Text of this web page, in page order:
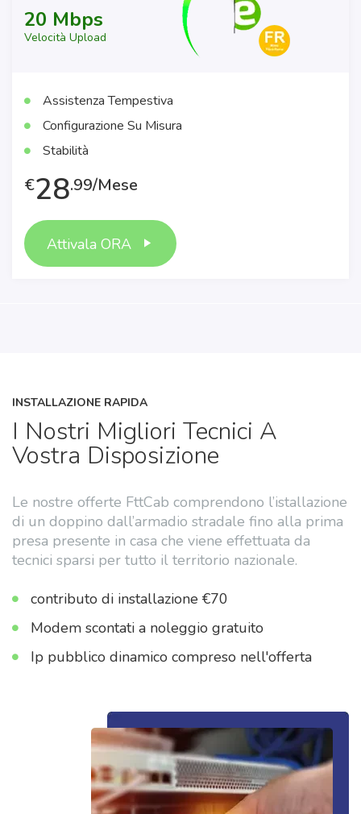
20 Mbps
Velocità Upload
Assistenza Tempestiva
Configurazione Su Misura
Stabilità
€28.99/Mese
Attivala ORA
INSTALLAZIONE RAPIDA
I Nostri Migliori Tecnici A
Vostra Disposizione
Le nostre offerte FttCab comprendono l’istallazione
di un doppino dall’armadio stradale fino alla prima
presa presente in casa che viene effettuata da
tecnici sparsi per tutto il territorio nazionale.
contributo di installazione €70
Modem scontati a noleggio gratuito
Ip pubblico dinamico compreso nell'offerta